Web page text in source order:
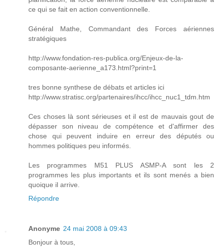
ce qui se fait en action conventionnelle.
Général Mathe, Commandant des Forces aériennes
stratégiques
http://www.fondation-res-publica.org/Enjeux-de-la-
composante-aerienne_a173.html?print=1
tres bonne synthese de débats et articles ici
http://www.stratisc.org/partenaires/ihcc/ihcc_nuc1_tdm.htm
Ces choses là sont sérieuses et il est de mauvais gout de
dépasser son niveau de compétence et d'affirmer des
chose qui peuvent induire en erreur des députés ou
hommes politiques peu informés.
Les programmes M51 PLUS ASMP-A sont les 2
programmes les plus importants et ils sont menés a bien
quoique il arrive.
Répondre
Anonyme 24 mai 2008 à 09:43
Bonjour à tous,